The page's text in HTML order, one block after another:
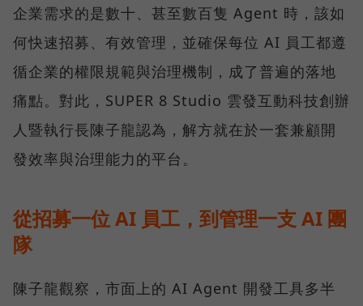
企業需求的是數十、甚至數百隻 Agent 時，該如
何快速招募、有效管理，並確保每位 AI 員工都遵
循企業的權限規範與治理機制，成了普遍的落地
痛點。對此，SUPER 8 Studio 雲發互動科技創辦
人暨執行長陳子龍認為，解方就在於一套兼顧開
發效率與治理能力的平台。
從招募一位 AI 員工，到管理一支 AI 團
隊
陳子龍觀察，市面上的 AI Agent 開發工具多半